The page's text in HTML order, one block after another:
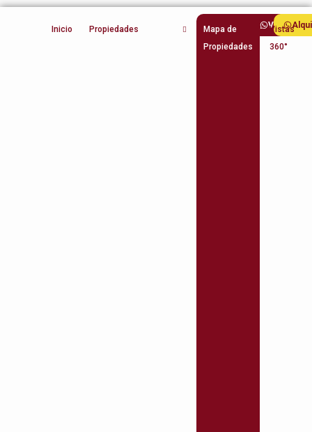
Inicio Propiedades
Mapa de
Propiedades
Vistas
360°
Ventas